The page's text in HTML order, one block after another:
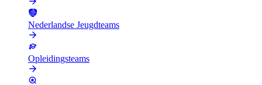
Nederlandse Jeugdteams
Opleidingsteams